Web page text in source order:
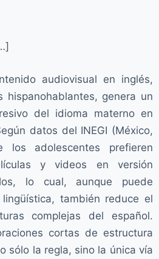
audiovisual en inglés,
hispanohablantes, genera un
del idioma materno en
datos del INEGI (México,
adolescentes prefieren
y videos en versión
lo cual, aunque puede
también reduce el
complejas del español.
cortas de estructura
sólo la regla, sino la única vía